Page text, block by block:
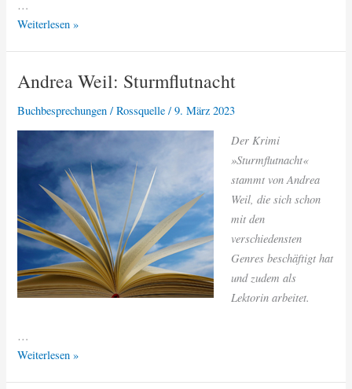
…
Carolyn
am
Weiterlesen »
Andrea Weil: Sturmflutnacht
Buchbesprechungen /Rossquelle/9. März 2023
Der Krimi
»Sturmflutnacht«
stammt von Andrea
Weil, die sich schon
mit den
verschiedensten
Genres beschäftigt hat
und zudem als
Lektorin arbeitet.
…
Andrea
Weiterlesen »